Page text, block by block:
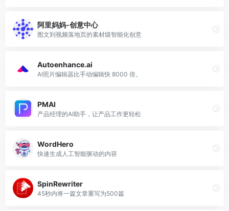
阿里妈妈-创意中心
图文到视频落地页的素材级智能化创意
Autoenhance.ai
AI照片编辑器比手动编辑快 8000 倍。
PMAI
产品经理的AI助手，让产品工作更轻松
WordHero
快速生成人工智能驱动的内容
SpinRewriter
45秒内将一篇文章重写为500篇